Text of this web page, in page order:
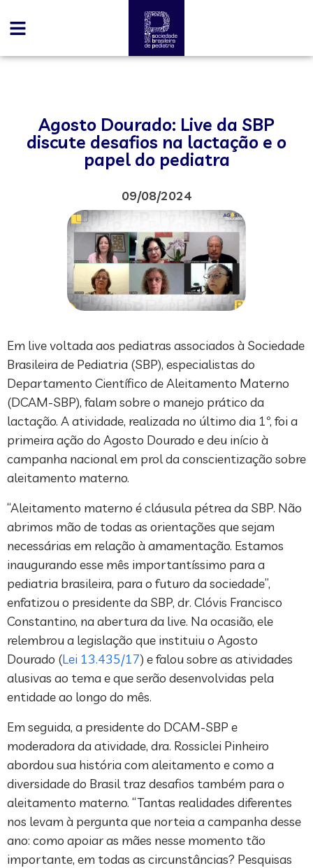
Agosto Dourado: Live da SBP
discute desafios na lactação e o
papel do pediatra
09/08/2024
Em live voltada aos pediatras associados à Sociedade
Brasileira de Pediatria (SBP), especialistas do
Departamento Científico de Aleitamento Materno
(DCAM-SBP), falam sobre o manejo prático da
lactação. A atividade, realizada no último dia 1º, foi a
primeira ação do Agosto Dourado e deu início à
campanha nacional em prol da conscientização sobre
aleitamento materno.
“Aleitamento materno é cláusula pétrea da SBP. Não
abrimos mão de todas as orientações que sejam
necessárias em relação à amamentação. Estamos
inaugurando esse mês importantíssimo para a
pediatria brasileira, para o futuro da sociedade”,
enfatizou o presidente da SBP, dr. Clóvis Francisco
Constantino, na abertura da live. Na ocasião, ele
relembrou a legislação que instituiu o Agosto
Dourado (Lei 13.435/17) e falou sobre as atividades
alusivas ao tema e que serão desenvolvidas pela
entidade ao longo do mês.
Em seguida, a presidente do DCAM-SBP e
moderadora da atividade, dra. Rossiclei Pinheiro
abordou sua história com aleitamento e como a
diversidade do Brasil traz desafios também para o
aleitamento materno. “Tantas realidades diferentes
nos levam à pergunta que norteia a campanha desse
ano: como apoiar as mães nesse momento tão
importante, em todas as circunstâncias? Pesquisas